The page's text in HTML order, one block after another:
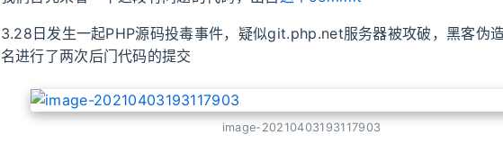
3.28日发生一起PHP源码投毒事件，疑似git.php.net服务器被攻破，黑客伪
名进行了两次后门代码的提交
image-20210403193117903